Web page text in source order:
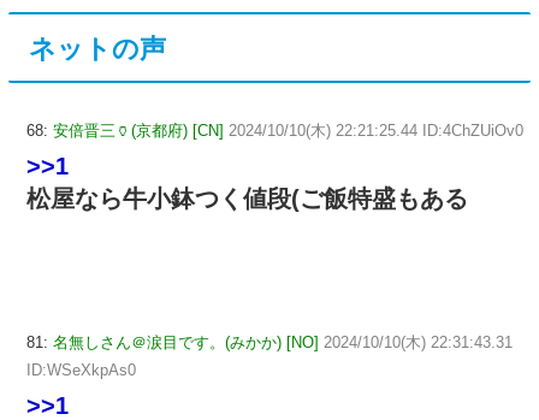
ネットの声
68: 安倍晋三🏺(京都府) [CN] 2024/10/10(木) 22:21:25.44 ID:4ChZUiOv0
>>1
松屋なら牛小鉢つく値段(ご飯特盛もある
81: 名無しさん＠涙目です。(みかか) [NO] 2024/10/10(木) 22:31:43.31
ID:WSeXkpAs0
>>1